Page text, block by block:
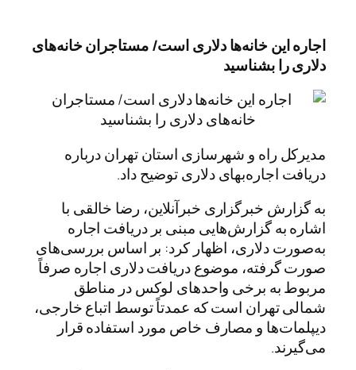
اجاره این خانه‌ها دلاری است/ مستاجران خانه‌های
دلاری را بشناسید
مدیرکل راه و شهرسازی استان تهران درباره
دریافت اجاره‌بهای دلاری توضیح داد.
به گزارش خبرگزاری خبرآنلاین، رضا خالقی با
اشاره به گزارش‌هایی مبنی بر دریافت اجاره
به‌صورت دلاری، اظهار کرد: بر اساس بررسی‌های
صورت گرفته، موضوع دریافت دلاری اجاره صرفاً
مربوط به برخی واحدهای لوکس در مناطق
شمالی تهران است که عمدتاً توسط اتباع خارجی،
دیپلمات‌ها و مصارف خاص مورد استفاده قرار
می‌گیرند.